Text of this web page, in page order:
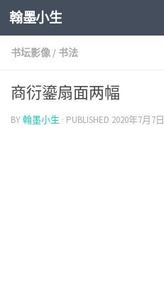
Skip to content
翰墨小生
书坛影像 / 书法
商衍鎏扇面两幅
BY翰墨小生 · PUBLISHED 2020年7月7日